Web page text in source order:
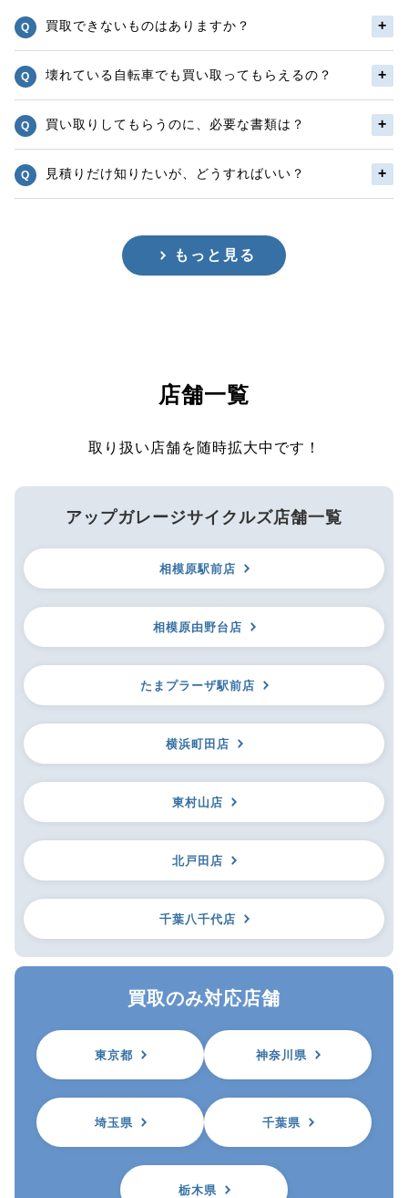
買取できないものはありますか？
壊れている自転車でも買い取ってもらえるの？
買い取りしてもらうのに、必要な書類は？
見積りだけ知りたいが、どうすればいい？
もっと見る
店舗一覧
取り扱い店舗を随時拡大中です！
アップガレージサイクルズ店舗一覧
相模原駅前店
相模原由野台店
たまプラーザ駅前店
横浜町田店
東村山店
北戸田店
千葉八千代店
買取のみ対応店舗
東京都 神奈川県
埼玉県 千葉県
栃木県